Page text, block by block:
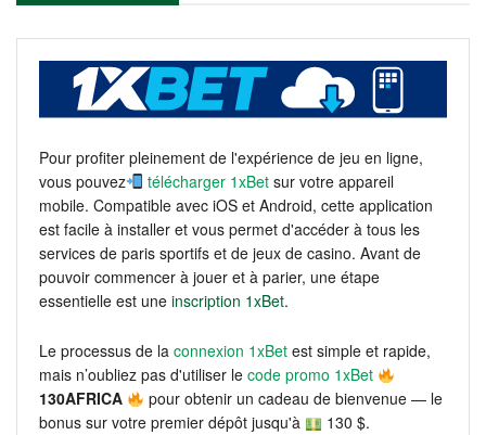
Pour profiter pleinement de l'expérience de jeu en ligne,
vous pouvez
télécharger 1xBet sur votre appareil
mobile. Compatible avec iOS et Android, cette application
est facile à installer et vous permet d'accéder à tous les
services de paris sportifs et de jeux de casino. Avant de
pouvoir commencer à jouer et à parier, une étape
essentielle est une inscription 1xBet.
Le processus de la connexion 1xBet est simple et rapide,
mais n’oubliez pas d'utiliser le code promo 1xBet
130AFRICA
pour obtenir un cadeau de bienvenue — le
bonus sur votre premier dépôt jusqu'à
130 $.